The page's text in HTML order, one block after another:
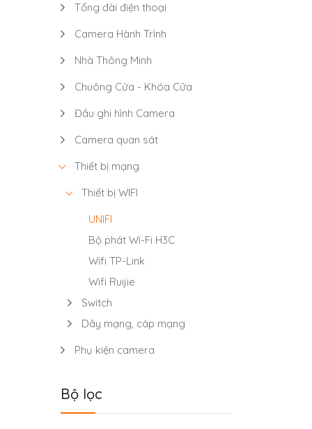
Tổng đài điện thoại
Camera Hành Trình
Nhà Thông Minh
Chuông Cửa - Khóa Cửa
Đầu ghi hình Camera
Camera quan sát
Thiết bị mạng
Thiết bị WIFI
UNIFI
Bộ phát Wi-Fi H3C
Wifi TP-Link
Wifi Ruijie
Switch
Dây mạng, cáp mạng
Phụ kiện camera
Bộ lọc